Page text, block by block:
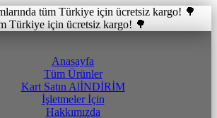
tüm Türkiye için ücretsiz kargo! 🌳
Türkiye için ücretsiz kargo! 🌳
Anasayfa
Tüm Ürünler
Kart Satın AlİNDİRİM
İşletmeler İçin
Hakkımızda